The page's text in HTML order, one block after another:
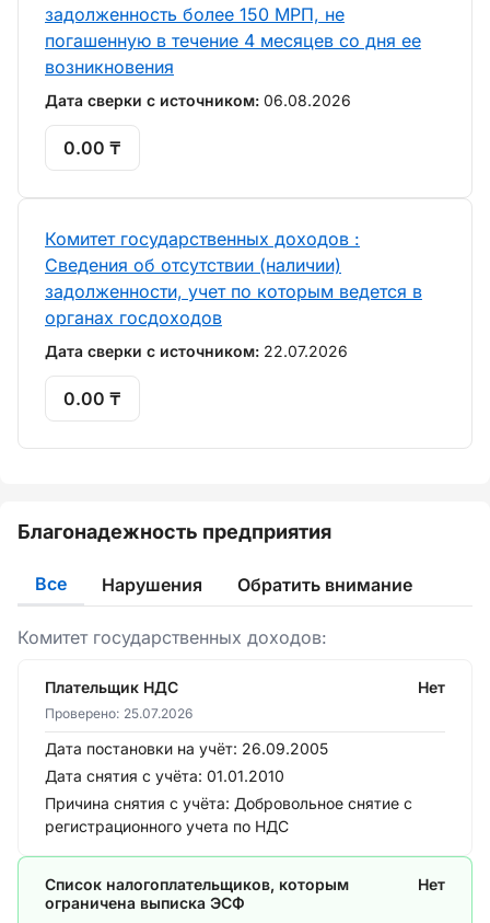
задолженность более 150 МРП, не
погашенную в течение 4 месяцев со дня ее
возникновения
Дата сверки с источником: 06.08.2026
0.00 ₸
Комитет государственных доходов :
Сведения об отсутствии (наличии)
задолженности, учет по которым ведется в
органах госдоходов
Дата сверки с источником: 22.07.2026
0.00 ₸
Благонадежность предприятия
Все Нарушения Обратить внимание
Комитет государственных доходов:
Плательщик НДС Нет
Проверено: 25.07.2026
Дата постановки на учёт: 26.09.2005
Дата снятия с учёта: 01.01.2010
Причина снятия с учёта: Добровольное снятие с
регистрационного учета по НДС
Список налогоплательщиков, которым
ограничена выписка ЭСФ
Нет